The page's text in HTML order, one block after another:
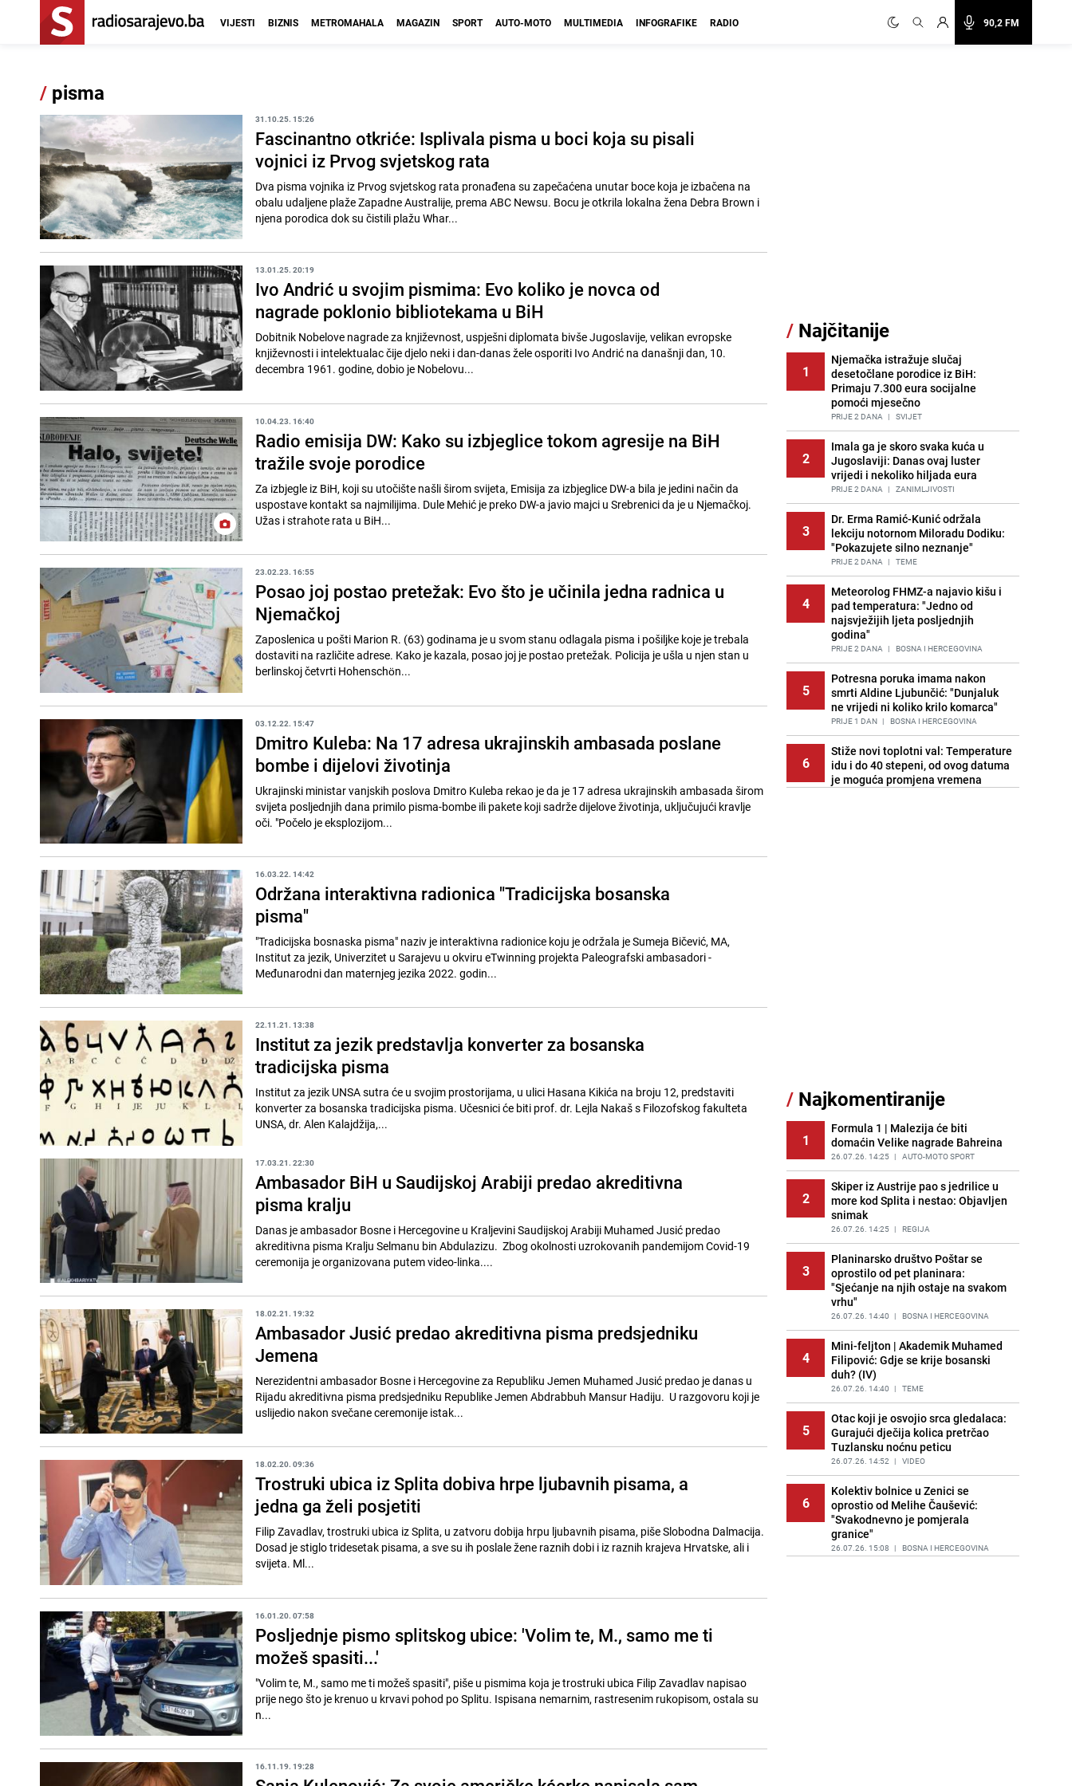
90,2 FM
VIJESTI BIZNIS METROMAHALA MAGAZIN SPORT AUTO-MOTO MULTIMEDIA INFOGRAFIKE RADIO
/ pisma
31.10.25. 15:26
Fascinantno otkriće: Isplivala pisma u boci koja su pisali
vojnici iz Prvog svjetskog rata
Dva pisma vojnika iz Prvog svjetskog rata pronađena su zapečaćena unutar boce koja je izbačena na
obalu udaljene plaže Zapadne Australije, prema ABC Newsu. Bocu je otkrila lokalna žena Debra Brown i
njena porodica dok su čistili plažu Whar...
13.01.25. 20:19
Ivo Andrić u svojim pismima: Evo koliko je novca od
nagrade poklonio bibliotekama u BiH
Dobitnik Nobelove nagrade za književnost, uspješni diplomata bivše Jugoslavije, velikan evropske
književnosti i intelektualac čije djelo neki i dan-danas žele osporiti Ivo Andrić na današnji dan, 10.
decembra 1961. godine, dobio je Nobelovu...
10.04.23. 16:40
Radio emisija DW: Kako su izbjeglice tokom agresije na BiH
tražile svoje porodice
Za izbjegle iz BiH, koji su utočište našli širom svijeta, Emisija za izbjeglice DW-a bila je jedini način da
uspostave kontakt sa najmilijima. Dule Mehić je preko DW-a javio majci u Srebrenici da je u Njemačkoj.
Užas i strahote rata u BiH...
23.02.23. 16:55
Posao joj postao pretežak: Evo što je učinila jedna radnica u
Njemačkoj
Zaposlenica u pošti Marion R. (63) godinama je u svom stanu odlagala pisma i pošiljke koje je trebala
dostaviti na različite adrese. Kako je kazala, posao joj je postao pretežak. Policija je ušla u njen stan u
berlinskoj četvrti Hohenschön...
03.12.22. 15:47
Dmitro Kuleba: Na 17 adresa ukrajinskih ambasada poslane
bombe i dijelovi životinja
Ukrajinski ministar vanjskih poslova Dmitro Kuleba rekao je da je 17 adresa ukrajinskih ambasada širom
svijeta posljednjih dana primilo pisma-bombe ili pakete koji sadrže dijelove životinja, uključujući kravlje
oči. "Počelo je eksplozijom...
16.03.22. 14:42
Održana interaktivna radionica "Tradicijska bosanska
pisma"
"Tradicijska bosnaska pisma" naziv je interaktivna radionice koju je održala je Sumeja Bičević, MA,
Institut za jezik, Univerzitet u Sarajevu u okviru eTwinning projekta Paleografski ambasadori -
Međunarodni dan maternjeg jezika 2022. godin...
22.11.21. 13:38
Institut za jezik predstavlja konverter za bosanska
tradicijska pisma
Institut za jezik UNSA sutra će u svojim prostorijama, u ulici Hasana Kikića na broju 12, predstaviti
konverter za bosanska tradicijska pisma. Učesnici će biti prof. dr. Lejla Nakaš s Filozofskog fakulteta
UNSA, dr. Alen Kalajdžija,...
17.03.21. 22:30
Ambasador BiH u Saudijskoj Arabiji predao akreditivna
pisma kralju
Danas je ambasador Bosne i Hercegovine u Kraljevini Saudijskoj Arabiji Muhamed Jusić predao
akreditivna pisma Kralju Selmanu bin Abdulazizu. Zbog okolnosti uzrokovanih pandemijom Covid-19
ceremonija je organizovana putem video-linka....
18.02.21. 19:32
Ambasador Jusić predao akreditivna pisma predsjedniku
Jemena
Nerezidentni ambasador Bosne i Hercegovine za Republiku Jemen Muhamed Jusić predao je danas u
Rijadu akreditivna pisma predsjedniku Republike Jemen Abdrabbuh Mansur Hadiju. U razgovoru koji je
uslijedio nakon svečane ceremonije istak...
18.02.20. 09:36
Trostruki ubica iz Splita dobiva hrpe ljubavnih pisama, a
jedna ga želi posjetiti
Filip Zavadlav, trostruki ubica iz Splita, u zatvoru dobija hrpu ljubavnih pisama, piše Slobodna Dalmacija.
Dosad je stiglo tridesetak pisama, a sve su ih poslale žene raznih dobi i iz raznih krajeva Hrvatske, ali i
svijeta. Ml...
16.01.20. 07:58
Posljednje pismo splitskog ubice: 'Volim te, M., samo me ti
možeš spasiti...'
"Volim te, M., samo me ti možeš spasiti", piše u pismima koja je trostruki ubica Filip Zavadlav napisao
prije nego što je krenuo u krvavi pohod po Splitu. Ispisana nemarnim, rastresenim rukopisom, ostala su
n...
16.11.19. 19:28
/ Najčitanije
1
Njemačka istražuje slučaj
desetočlane porodice iz BiH:
Primaju 7.300 eura socijalne
pomoći mjesečno
PRIJE 2 DANA | SVIJET
2
Imala ga je skoro svaka kuća u
Jugoslaviji: Danas ovaj luster
vrijedi i nekoliko hiljada eura
PRIJE 2 DANA | ZANIMLJIVOSTI
3
Dr. Erma Ramić-Kunić održala
lekciju notornom Miloradu Dodiku:
"Pokazujete silno neznanje"
PRIJE 2 DANA | TEME
4
Meteorolog FHMZ-a najavio kišu i
pad temperatura: "Jedno od
najsvježijih ljeta posljednjih
godina"
PRIJE 2 DANA | BOSNA I HERCEGOVINA
5
Potresna poruka imama nakon
smrti Aldine Ljubunčić: "Dunjaluk
ne vrijedi ni koliko krilo komarca"
PRIJE 1 DAN | BOSNA I HERCEGOVINA
6
Stiže novi toplotni val: Temperature
idu i do 40 stepeni, od ovog datuma
je moguća promjena vremena
11
Lažne novčanice preplavljuju
tržište: Ove eure najčešće
pokušavaju podvaliti
PRIJE OKO 23H SVIJET
12
Recept za brze uštipke: Ne upijaju
ulje i gotovi su za 30 minuta
PRIJE 1 DAN | RECEPTI
13
Imate tikvice i piletinu? Napravite
ovaj brzi ručak iz jedne tave
PRIJE 1 DAN | RECEPTI
Jedan od najvećih gradova nije na
listi: Ovo su lokacije prvih Lidl
prodavnica u BiH
PRIJE 1 DAN | BOSNA I HERCEGOVINA
15
Užas u bh. susjedstvu, mladići
bludničili nad maloljetnicom i sve
snimali: "Stari te gleda u lajvu"
PRIJE 2 DANA | REGIJA
/ Najkomentiranije
1
Formula 1 | Malezija će biti
domaćin Velike nagrade Bahreina
26.07.26. 14:25 | AUTO-MOTO SPORT
2
Skiper iz Austrije pao s jedrilice u
more kod Splita i nestao: Objavljen
snimak
26.07.26. 14:25 | REGIJA
3
Planinarsko društvo Poštar se
oprostilo od pet planinara:
"Sjećanje na njih ostaje na svakom
vrhu"
26.07.26. 14:40 | BOSNA I HERCEGOVINA
4
Mini-feljton | Akademik Muhamed
Filipović: Gdje se krije bosanski
duh? (IV)
26.07.26. 14:40 | TEME
5
Otac koji je osvojio srca gledalaca:
Gurajući dječija kolica pretrčao
Tuzlansku noćnu peticu
26.07.26. 14:52 | VIDEO
6
Kolektiv bolnice u Zenici se
oprostio od Melihe Čaušević:
"Svakodnevno je pomjerala
granice"
26.07.26. 15:08 | BOSNA I HERCEGOVINA